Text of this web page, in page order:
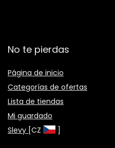
No te pierdas
Página de inicio
Categorías de ofertas
Lista de tiendas
Mi guardado
Slevy [CZ ]